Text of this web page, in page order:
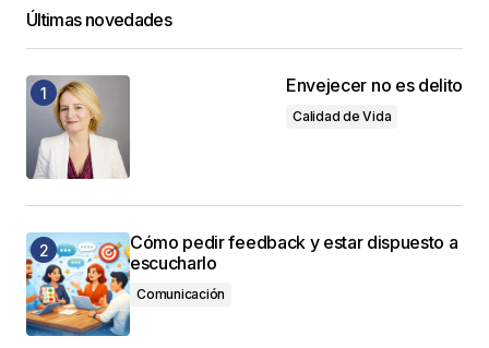
Últimas novedades
Envejecer no es delito
Calidad de Vida
Cómo pedir feedback y estar dispuesto a
escucharlo
Comunicación